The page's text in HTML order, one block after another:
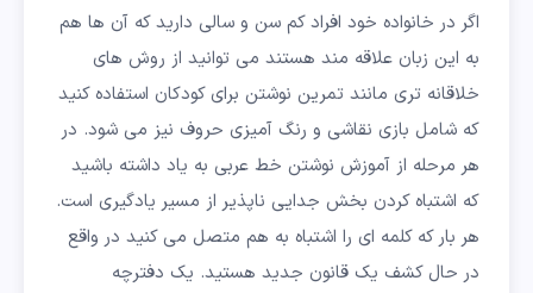
اگر در خانواده خود افراد کم سن و سالی دارید که آن ها هم
به این زبان علاقه مند هستند می توانید از روش های
خلاقانه تری مانند تمرین نوشتن برای کودکان استفاده کنید
که شامل بازی نقاشی و رنگ آمیزی حروف نیز می شود. در
هر مرحله از آموزش نوشتن خط عربی به یاد داشته باشید
که اشتباه کردن بخش جدایی ناپذیر از مسیر یادگیری است.
هر بار که کلمه ای را اشتباه به هم متصل می کنید در واقع
در حال کشف یک قانون جدید هستید. یک دفترچه